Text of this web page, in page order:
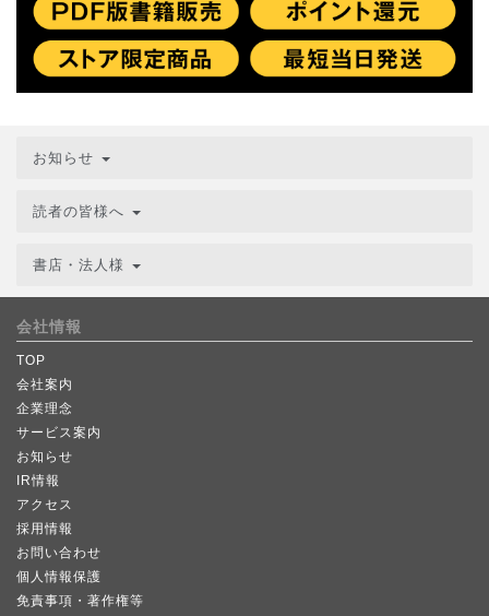
お知らせ
読者の皆様へ
書店・法人様
会社情報
TOP
会社案内
企業理念
サービス案内
お知らせ
IR情報
アクセス
採用情報
お問い合わせ
個人情報保護
免責事項・著作権等